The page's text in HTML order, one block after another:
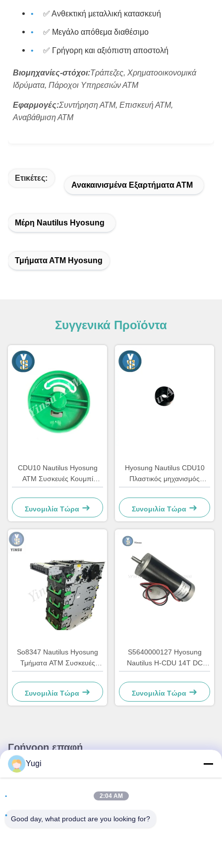
✅ Ανθεκτική μεταλλική κατασκευή
✅ Μεγάλο απόθεμα διαθέσιμο
✅ Γρήγορη και αξιόπιστη αποστολή
Βιομηχανίες-στόχοι:Τράπεζες, Χρηματοοικονομικά
Ιδρύματα, Πάροχοι Υπηρεσιών ΑΤΜ
Εφαρμογές:Συντήρηση ΑΤΜ, Επισκευή ΑΤΜ,
Αναβάθμιση ΑΤΜ
Ετικέτες:
Ανακαινισμένα Εξαρτήματα ΑΤΜ
Μέρη Nautilus Hyosung
Τμήματα ΑΤΜ Hyosung
Συγγενικά Προϊόντα
CDU10 Nautilus Hyosung
ΑΤΜ Συσκευές Κουμπί
Διανομέα 7310000709 OEM
Συνομιλία Τώρα
Hyosung Nautilus CDU10
Πλαστικός μηχανισμός
αποθήκευσης αποθεματικών
ΑΤΜ Ρολάρι Ατομικό
Τραπεζικό Μηχανικό Μέρη
Συνομιλία Τώρα
So8347 Nautilus Hyosung
Τμήματα ΑΤΜ Συσκευές
Ατομικού Τραπεζιού
Συσκευές GCDU Διανομέας
Προσωπικό φορτίο
7010000132
Συνομιλία Τώρα
S5640000127 Hyosung
Nautilus H-CDU 14T DC
Κύριο ΑΤΜ Μηχανή μηχανής
ανταλλακτικών 7310000715
Συνομιλία Τώρα
Γρήγορη επαφή
Διεύθυνση
Xingye EastRoad, Shunjiang Community Industrial Park,
Yugi
2:04 AM
Good day, what product are you looking for?